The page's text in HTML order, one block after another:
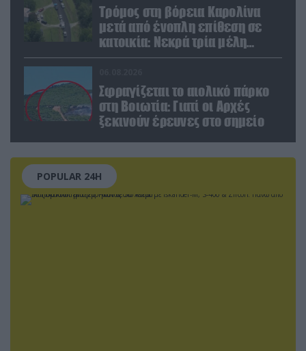
Τρόμος στη βόρεια Καρολίνα
μετά από ένοπλη επίθεση σε
κατοικία: Νεκρά τρία μέλη
οικογένειας – 4 οι τραυματίες
Σφραγίζεται το αιολικό πάρκο
στη Βοιωτία: Γιατί οι Αρχές
ξεκινούν έρευνες στο σημείο
POPULAR 24H